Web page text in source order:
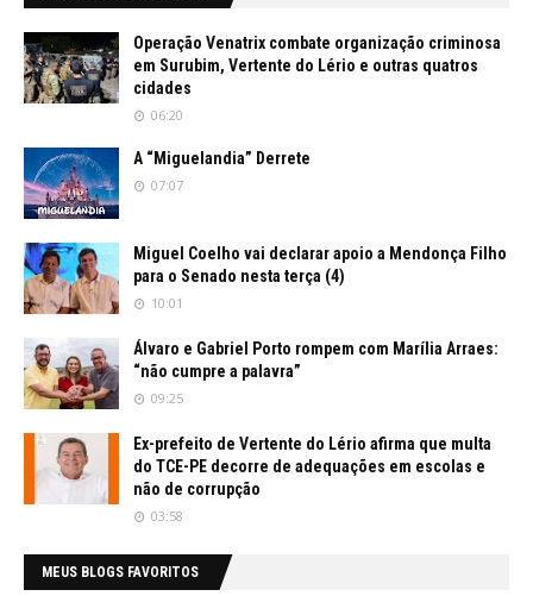
Operação Venatrix combate organização criminosa
em Surubim, Vertente do Lério e outras quatros
cidades
06:20
A “Miguelandia” Derrete
07:07
Miguel Coelho vai declarar apoio a Mendonça Filho
para o Senado nesta terça (4)
10:01
Álvaro e Gabriel Porto rompem com Marília Arraes:
“não cumpre a palavra”
09:25
Ex-prefeito de Vertente do Lério afirma que multa
do TCE-PE decorre de adequações em escolas e
não de corrupção
03:58
MEUS BLOGS FAVORITOS